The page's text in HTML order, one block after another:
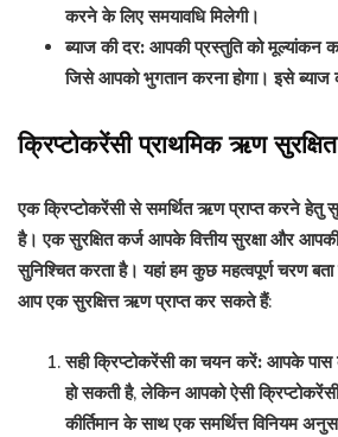
करने के लिए समयावधि मिलेगी।
ब्याज की दर: आपकी प्रस्तुति को मूल्यांकन
जिसे आपको भुगतान करना होगा। इसे ब्याज
क्रिप्टोकरेंसी प्राथमिक ऋण
एक क्रिप्टोकरेंसी से समर्थित ऋण प्राप्त करने हेतु
है। एक सुरक्षित कर्ज आपके वित्तीय सुरक्षा और
सुनिश्चित करता है। यहां हम कुछ महत्वपूर्ण चरण
आप एक सुरक्षित्त ऋण प्राप्त कर सकते हैं:
सही क्रिप्टोकरेंसी का चयन करें: आपके पास
हो सकती है, लेकिन आपको ऐसी
कीर्तिमान के साथ एक समर्थित्त विनियम